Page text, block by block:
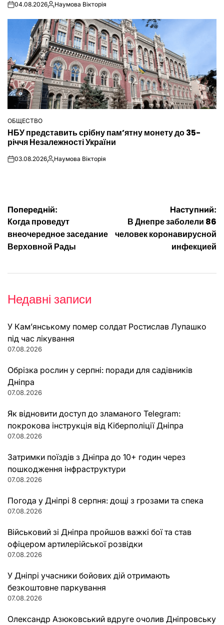
on04.08.2026Опубліковано
Наумова Вікторія
ОПУБЛІКУВАТИ
У
ОБЩЕСТВО
НБУ представить срібну пам’ятну монету до 35-
річчя Незалежності України
on03.08.2026Опубліковано
Наумова Вікторія
Навігація
записів
Попередній:
Когда проведут
внеочередное заседание
Верховной Рады
Наступний:
В Днепре заболели 86
человек коронавирусной
инфекцией
Недавні записи
У Кам’янському помер солдат Ростислав Лупашко
під час лікування
07.08.2026
Обрізка рослин у серпні: поради для садівників
Дніпра
07.08.2026
Як відновити доступ до зламаного Telegram:
покрокова інструкція від Кіберполіції Дніпра
07.08.2026
Затримки поїздів з Дніпра до 10+ годин через
пошкодження інфраструктури
07.08.2026
Погода у Дніпрі 8 серпня: дощі з грозами та спека
07.08.2026
Військовий зі Дніпра пройшов важкі бої та став
офіцером артилерійської розвідки
07.08.2026
У Дніпрі учасники бойових дій отримають
безкоштовне паркування
07.08.2026
Олександр Азюковський вдруге очолив Дніпровську